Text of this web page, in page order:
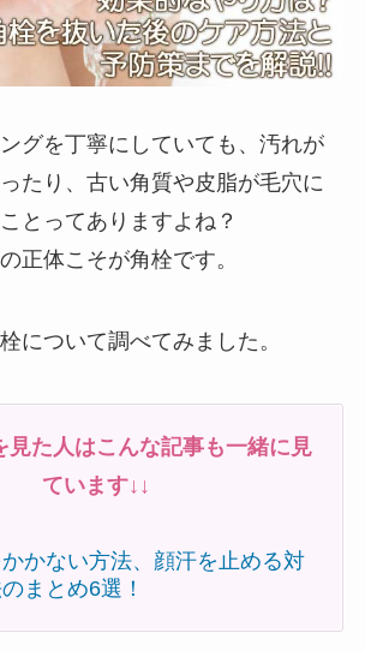
グを丁寧にしていても、汚れが
たり、古い角質や皮脂が毛穴に
とってありますよね？
正体こそが角栓です。
について調べてみました。
見た人はこんな記事も一緒に見
ています↓↓
かない方法、顔汗を止める対
まとめ6選！